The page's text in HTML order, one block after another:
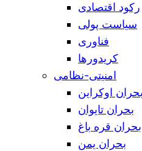
رکود اقتصادی
سیاست پولی
فناوری
کریدورها
امنیتی-نظامی
بحران اوکراین
بحران تایوان
بحران قره باغ
بحران یمن